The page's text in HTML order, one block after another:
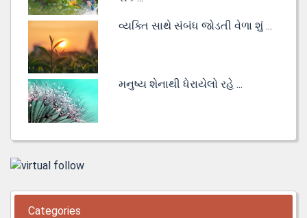
વ્યક્તિ સાથે સંબંધ જોડતી વેળા શું ...
મનુષ્ય શેનાથી ધેરાયેલો રહે ...
Categories